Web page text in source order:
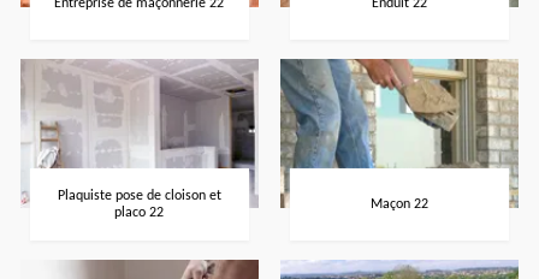
Entreprise de maçonnerie 22 Enduit 22
Plaquiste pose de cloison et
placo 22
Maçon 22